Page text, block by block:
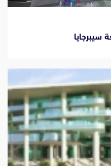
سيبرجايا